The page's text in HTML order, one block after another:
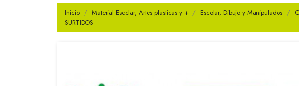
Inicio Material Escolar, Artes plasticas y + Escolar, Dibujo y Manipulados
SURTIDOS